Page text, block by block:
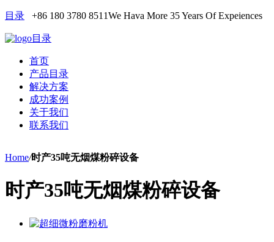
目录 +86 180 3780 8511We Hava More 35 Years Of Expeiences
目录
首页
产品目录
解决方案
成功案例
关于我们
联系我们
Home/时产35吨无烟煤粉碎设备
时产35吨无烟煤粉碎设备